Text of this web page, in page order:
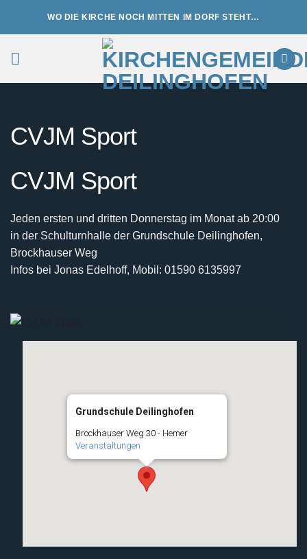
WO DIE KIRCHE NOCH MITTEN IM DORF STEHT…
CVJM Sport
CVJM Sport
Jeden ersten und dritten Donnerstag im Monat ab 20:00
in der Schulturnhalle der Grundschule Deilinghofen,
Brockhauser Weg
Infos bei Jonas Edelhoff, Mobil: 01590 6135997
Grundschule Deilinghofen
Brockhauser Weg 30 - Hemer
Veranstaltungen